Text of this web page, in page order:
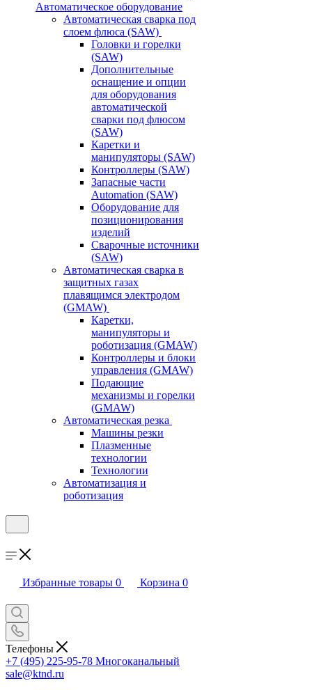
Автоматическое оборудование
Автоматическая сварка под
слоем флюса (SAW)
Головки и горелки
(SAW)
Дополнительные
оснащение и опции
для оборудования
автоматической
сварки под флюсом
(SAW)
Каретки и
манипуляторы (SAW)
Контроллеры (SAW)
Запасные части
Automation (SAW)
Оборудование для
позиционирования
изделий
Сварочные источники
(SAW)
Автоматическая сварка в
защитных газах
плавящимся электродом
(GMAW)
Каретки,
манипуляторы и
роботизация (GMAW)
Контроллеры и блоки
управления (GMAW)
Подающие
механизмы и горелки
(GMAW)
Автоматическая резка
Машины резки
Плазменные
технологии
Технологии
Автоматизация и
роботизация
Избранные товары 0 Корзина 0
Телефоны
+7 (495) 225-95-78 Многоканальный
sale@ktnd.ru